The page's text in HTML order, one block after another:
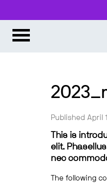
Published April
This is
elit.
nec
The following